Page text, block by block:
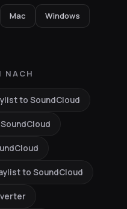
Mac Windows
NACH
to SoundCloud
to SoundCloud